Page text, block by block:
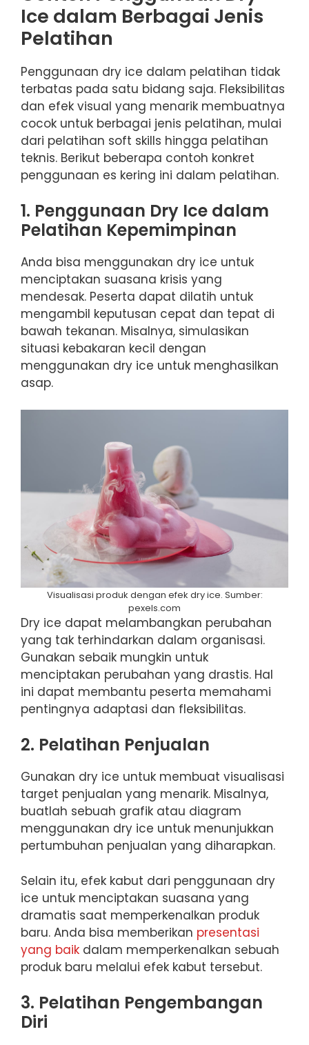
Ice dalam Berbagai Jenis
Pelatihan
Penggunaan dry ice dalam pelatihan tidak
terbatas pada satu bidang saja. Fleksibilitas
dan efek visual yang menarik membuatnya
cocok untuk berbagai jenis pelatihan, mulai
dari pelatihan soft skills hingga pelatihan
teknis. Berikut beberapa contoh konkret
penggunaan es kering ini dalam pelatihan.
1. Penggunaan Dry Ice dalam
Pelatihan Kepemimpinan
Anda bisa menggunakan dry ice untuk
menciptakan suasana krisis yang
mendesak. Peserta dapat dilatih untuk
mengambil keputusan cepat dan tepat di
bawah tekanan. Misalnya, simulasikan
situasi kebakaran kecil dengan
menggunakan dry ice untuk menghasilkan
asap.
Visualisasi produk dengan efek dry ice. Sumber:
pexels.com
Dry ice dapat melambangkan perubahan
yang tak terhindarkan dalam organisasi.
Gunakan sebaik mungkin untuk
menciptakan perubahan yang drastis. Hal
ini dapat membantu peserta memahami
pentingnya adaptasi dan fleksibilitas.
2. Pelatihan Penjualan
Gunakan dry ice untuk membuat visualisasi
target penjualan yang menarik. Misalnya,
buatlah sebuah grafik atau diagram
menggunakan dry ice untuk menunjukkan
pertumbuhan penjualan yang diharapkan.
Selain itu, efek kabut dari penggunaan dry
ice untuk menciptakan suasana yang
dramatis saat memperkenalkan produk
baru. Anda bisa memberikan presentasi
yang baik dalam memperkenalkan sebuah
produk baru melalui efek kabut tersebut.
3. Pelatihan Pengembangan
Diri